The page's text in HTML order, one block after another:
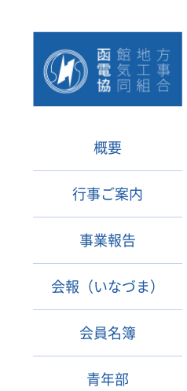
概要
行事ご案内
事業報告
会報（いなづま）
会員名簿
青年部